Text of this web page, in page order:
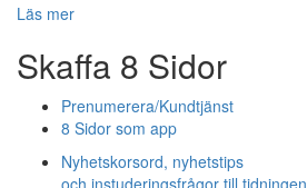
Läs mer
Skaffa 8 Sidor
Prenumerera/Kundtjänst
8 Sidor som app
Nyhetskorsord, nyhetstips
och instuderingsfrågor till tidningen